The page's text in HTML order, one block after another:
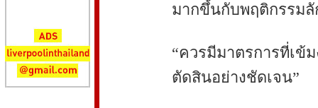
มากขึ้นกับพฤติกรรม
“ควรมีมาตรการที่เข้
ตัดสินอย่างชัดเจน”